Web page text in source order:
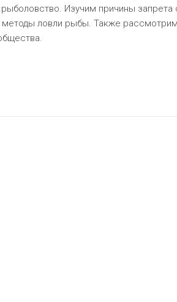
Изучим причины запрета
ловли рыбы. Также